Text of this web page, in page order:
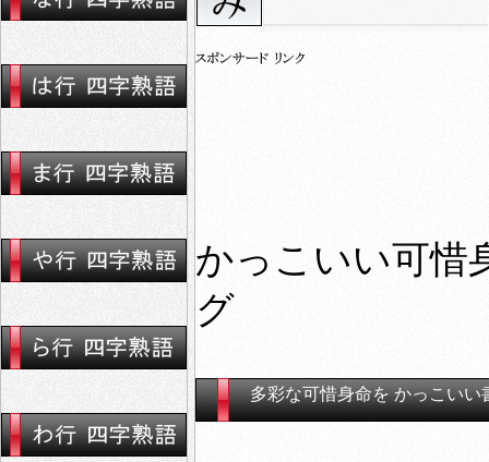
かっこいい可
グ
多彩な可惜身命を かっこいい